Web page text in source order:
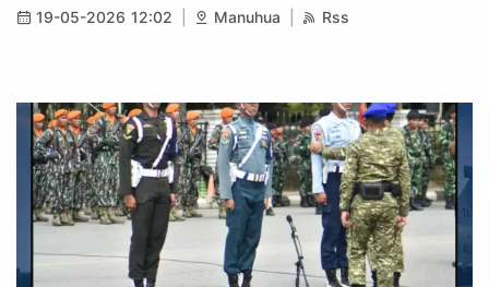
19-05-2026 12:02 Manuhua Rss